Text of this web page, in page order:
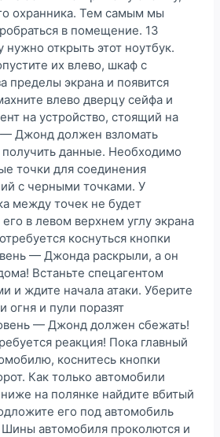
охранника. Тем самым мы
в помещение. 13
открыть этот ноутбук.
их влево, шкаф с
пределы экрана и появится
влево дверцу сейфа и
на устройство, стоящий на
— Джонд должен взломать
данные. Необходимо
точки для соединения
с черными точками. У
между точек не будет
в левом верхнем углу экрана
коснуться кнопки
— Джонда раскрыли, а он
Встаньте спецагентом
и ждите начала атаки. Уберите
огня и пули поразят
— Джонд должен сбежать!
реакция! Пока главный
коснитесь кнопки
Как только автомобили
на полянке найдите вбитый
его под автомобиль
Шины автомобиля проколются и